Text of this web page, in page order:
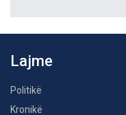
Lajme
Politikë
Kronikë